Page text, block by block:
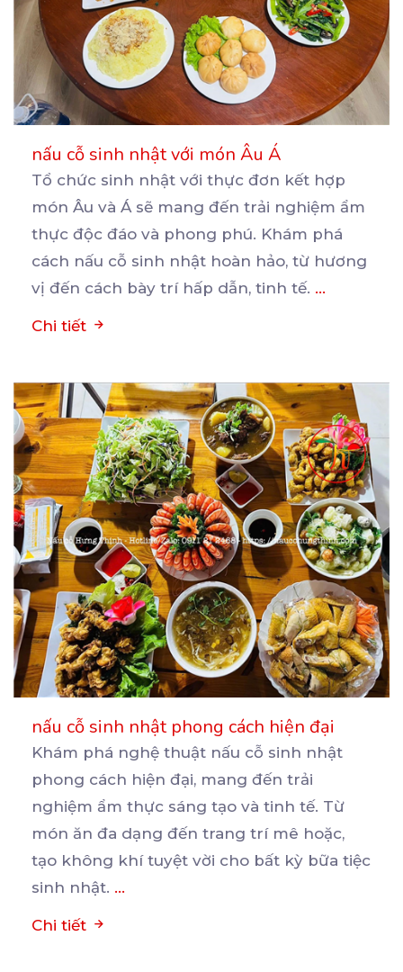
nấu cỗ sinh nhật với món Âu Á
Tổ chức sinh nhật với thực đơn kết hợp
món Âu và Á sẽ mang đến trải nghiệm ẩm
thực độc đáo và phong phú. Khám phá
cách nấu cỗ sinh nhật hoàn hảo, từ hương
vị đến cách bày trí hấp dẫn, tinh tế. ...
Chi tiết
nấu cỗ sinh nhật phong cách hiện đại
Khám phá nghệ thuật nấu cỗ sinh nhật
phong cách hiện đại, mang đến trải
nghiệm ẩm thực sáng tạo và tinh tế. Từ
món ăn đa dạng đến trang trí mê hoặc,
tạo không khí tuyệt vời cho bất kỳ bữa tiệc
sinh nhật. ...
Chi tiết